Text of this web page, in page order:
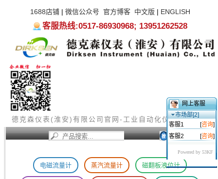
1688店铺| 微信公众号 官方博客 中文版 | ENGLISH
客服热线:0517-86930968; 13951262528
德克森仪表(淮安)有限公司官网-工业自动化仪器仪表厂家
电磁流量计 蒸汽流量计 磁翻板液位计
网上客服
市场部[2]
客服1
[咨询]
客服2
[咨询]
Powered by 53KF